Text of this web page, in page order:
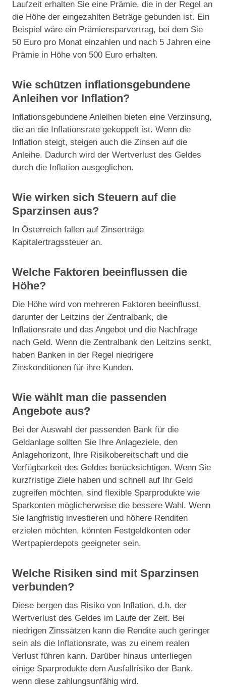
Laufzeit erhalten Sie eine Prämie, die in der Regel an
die Höhe der eingezahlten Beträge gebunden ist. Ein
Beispiel wäre ein Prämiensparvertrag, bei dem Sie
50 Euro pro Monat einzahlen und nach 5 Jahren eine
Prämie in Höhe von 500 Euro erhalten.
Wie schützen inflationsgebundene
Anleihen vor Inflation?
Inflationsgebundene Anleihen bieten eine Verzinsung,
die an die Inflationsrate gekoppelt ist. Wenn die
Inflation steigt, steigen auch die Zinsen auf die
Anleihe. Dadurch wird der Wertverlust des Geldes
durch die Inflation ausgeglichen.
Wie wirken sich Steuern auf die
Sparzinsen aus?
In Österreich fallen auf Zinserträge
Kapitalertragssteuer an.
Welche Faktoren beeinflussen die
Höhe?
Die Höhe wird von mehreren Faktoren beeinflusst,
darunter der Leitzins der Zentralbank, die
Inflationsrate und das Angebot und die Nachfrage
nach Geld. Wenn die Zentralbank den Leitzins senkt,
haben Banken in der Regel niedrigere
Zinskonditionen für ihre Kunden.
Wie wählt man die passenden
Angebote aus?
Bei der Auswahl der passenden Bank für die
Geldanlage sollten Sie Ihre Anlageziele, den
Anlagehorizont, Ihre Risikobereitschaft und die
Verfügbarkeit des Geldes berücksichtigen. Wenn Sie
kurzfristige Ziele haben und schnell auf Ihr Geld
zugreifen möchten, sind flexible Sparprodukte wie
Sparkonten möglicherweise die bessere Wahl. Wenn
Sie langfristig investieren und höhere Renditen
erzielen möchten, könnten Festgeldkonten oder
Wertpapierdepots geeigneter sein.
Welche Risiken sind mit Sparzinsen
verbunden?
Diese bergen das Risiko von Inflation, d.h. der
Wertverlust des Geldes im Laufe der Zeit. Bei
niedrigen Zinssätzen kann die Rendite auch geringer
sein als die Inflationsrate, was zu einem realen
Verlust führen kann. Darüber hinaus unterliegen
einige Sparprodukte dem Ausfallrisiko der Bank,
wenn diese zahlungsunfähig wird.